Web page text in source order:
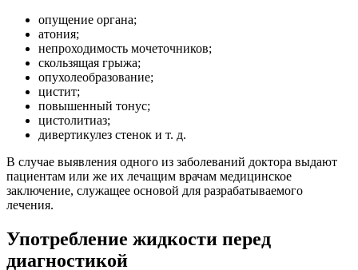
опущение органа;
атония;
непроходимость мочеточников;
скользящая грыжа;
опухолеобразование;
цистит;
повышенный тонус;
цистолитиаз;
дивертикулез стенок и т. д.
В случае выявления одного из заболеваний доктора выдают
пациентам или же их лечащим врачам медицинское
заключение, служащее основой для разрабатываемого
лечения.
Употребление жидкости перед
диагностикой